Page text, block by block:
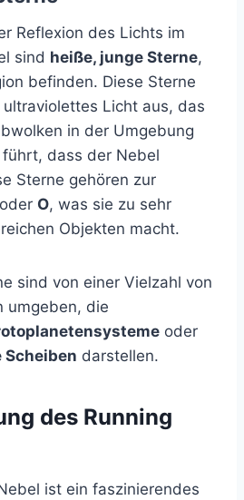
Reflexion des Lichts im
sind heiße, junge Sterne,
befinden. Diese Sterne
Licht aus, das
in der Umgebung
dass der Nebel
Sterne gehören zur
oder O, was sie zu sehr
Objekten macht.
sind von einer Vielzahl von
umgeben, die
oder
darstellen.
des Running
ist ein faszinierendes